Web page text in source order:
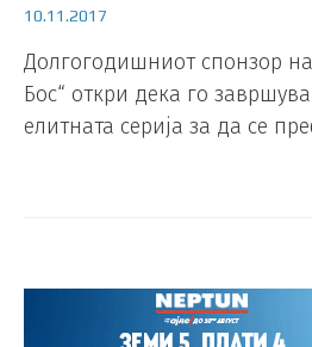
10.11.2017
Долгогодишниот спонзор
Бос“ откри дека го
елитната серија за да се